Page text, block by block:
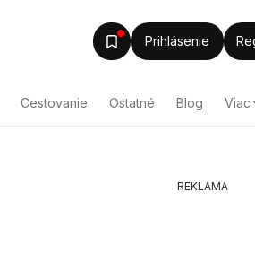
Prihlásenie
Cestovanie Ostatné Blog Viac
REKLAMA